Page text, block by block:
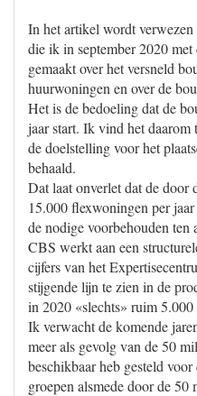
In het artikel wordt
die ik in september 2020
gemaakt over het versneld
huurwoningen en over de
Het is de bedoeling dat de
jaar start. Ik vind het daarom
de doelstelling voor het
behaald.
Dat laat onverlet dat de door
15.000 flexwoningen per
de nodige voorbehouden
CBS werkt aan een
cijfers van het
stijgende lijn te zien in de
in 2020 «slechts» ruim
Ik verwacht de komende
meer als gevolg van de 50
beschikbaar heb gesteld
groepen alsmede door de